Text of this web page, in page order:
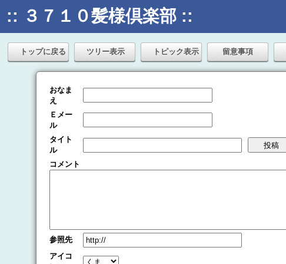
:: ３７１０髪様倶楽部 ::
トップに戻る ツリー表示 トピック表示 留意事項
おなま
え
Ｅメー
ル
タイト
ル
コメント
参照先
アイコ